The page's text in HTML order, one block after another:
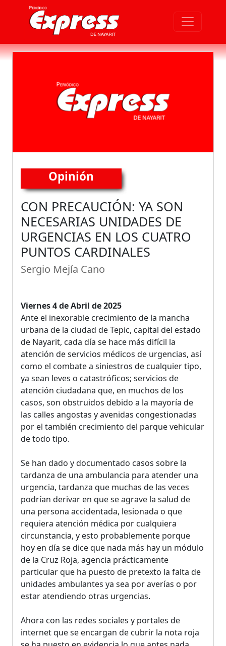
Opinión
CON PRECAUCIÓN: YA SON
NECESARIAS UNIDADES DE
URGENCIAS EN LOS CUATRO
PUNTOS CARDINALES
Sergio Mejía Cano
Viernes 4 de Abril de 2025
Ante el inexorable crecimiento de la mancha
urbana de la ciudad de Tepic, capital del estado
de Nayarit, cada día se hace más difícil la
atención de servicios médicos de urgencias, así
como el combate a siniestros de cualquier tipo,
ya sean leves o catastróficos; servicios de
atención ciudadana que, en muchos de los
casos, son obstruidos debido a la mayoría de
las calles angostas y avenidas congestionadas
por el también crecimiento del parque vehicular
de todo tipo.
Se han dado y documentado casos sobre la
tardanza de una ambulancia para atender una
urgencia, tardanza que muchas de las veces
podrían derivar en que se agrave la salud de
una persona accidentada, lesionada o que
requiera atención médica por cualquiera
circunstancia, y esto probablemente porque
hoy en día se dice que nada más hay un módulo
de la Cruz Roja, agencia prácticamente
particular que ha puesto de pretexto la falta de
unidades ambulantes ya sea por averías o por
estar atendiendo otras urgencias.
Ahora con las redes sociales y portales de
internet que se encargan de cubrir la nota roja